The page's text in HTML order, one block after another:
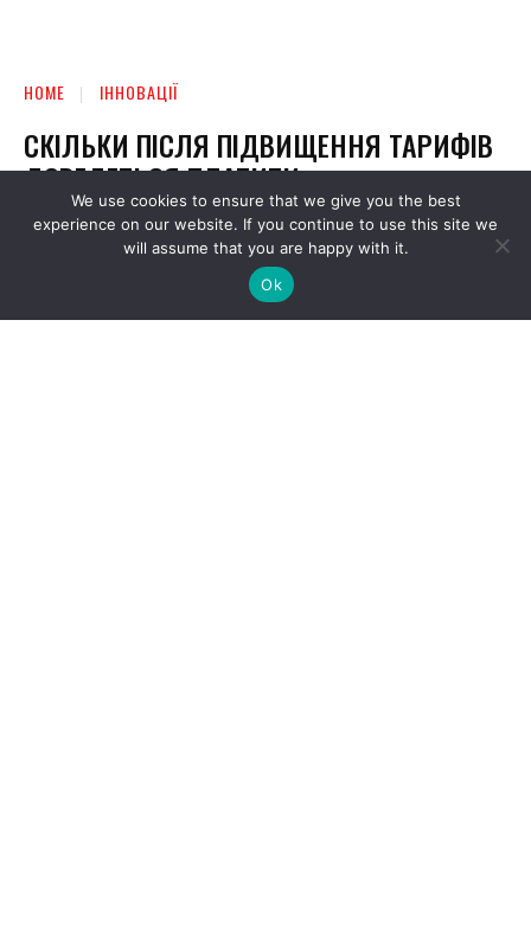
We use cookies to ensure that we give you the best
experience on our website. If you continue to use this site we
will assume that you are happy with it.
Ok